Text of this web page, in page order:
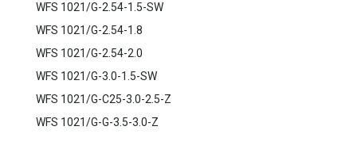
WFS 1021/G-2.54-1.5-SW
WFS 1021/G-2.54-1.8
WFS 1021/G-2.54-2.0
WFS 1021/G-3.0-1.5-SW
WFS 1021/G-C25-3.0-2.5-Z
WFS 1021/G-G-3.5-3.0-Z